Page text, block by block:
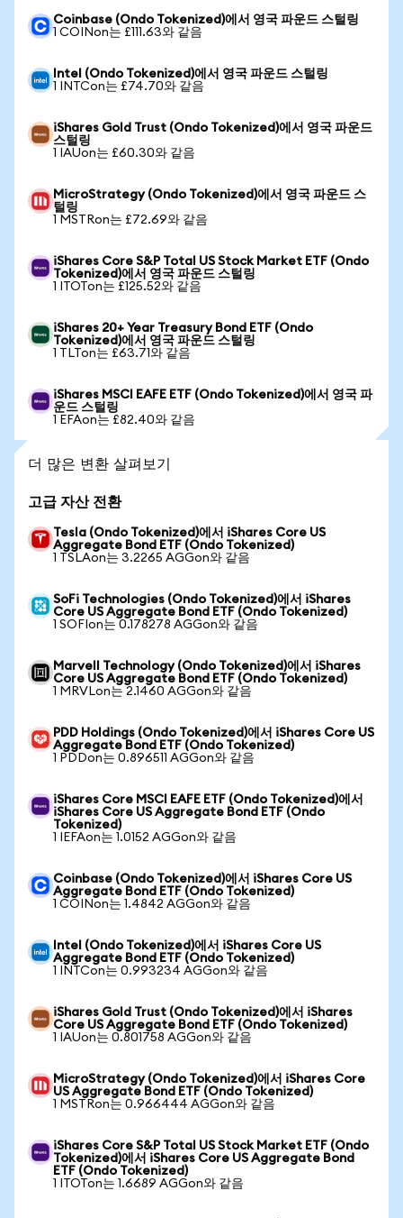
Coinbase (Ondo Tokenized)에서 영국 파운드 스털링
1 COINon는 £111.63와 같음
Intel (Ondo Tokenized)에서 영국 파운드 스털링
1 INTCon는 £74.70와 같음
iShares Gold Trust (Ondo Tokenized)에서 영국 파운드
스털링
1 IAUon는 £60.30와 같음
MicroStrategy (Ondo Tokenized)에서 영국 파운드 스
털링
1 MSTRon는 £72.69와 같음
iShares Core S&P Total US Stock Market ETF (Ondo
Tokenized)에서 영국 파운드 스털링
1 ITOTon는 £125.52와 같음
iShares 20+ Year Treasury Bond ETF (Ondo
Tokenized)에서 영국 파운드 스털링
1 TLTon는 £63.71와 같음
iShares MSCI EAFE ETF (Ondo Tokenized)에서 영국 파
운드 스털링
1 EFAon는 £82.40와 같음
더 많은 변환 살펴보기
고급 자산 전환
Tesla (Ondo Tokenized)에서 iShares Core US
Aggregate Bond ETF (Ondo Tokenized)
1 TSLAon는 3.2265 AGGon와 같음
SoFi Technologies (Ondo Tokenized)에서 iShares
Core US Aggregate Bond ETF (Ondo Tokenized)
1 SOFIon는 0.178278 AGGon와 같음
Marvell Technology (Ondo Tokenized)에서 iShares
Core US Aggregate Bond ETF (Ondo Tokenized)
1 MRVLon는 2.1460 AGGon와 같음
PDD Holdings (Ondo Tokenized)에서 iShares Core US
Aggregate Bond ETF (Ondo Tokenized)
1 PDDon는 0.896511 AGGon와 같음
iShares Core MSCI EAFE ETF (Ondo Tokenized)에서
iShares Core US Aggregate Bond ETF (Ondo
Tokenized)
1 IEFAon는 1.0152 AGGon와 같음
Coinbase (Ondo Tokenized)에서 iShares Core US
Aggregate Bond ETF (Ondo Tokenized)
1 COINon는 1.4842 AGGon와 같음
Intel (Ondo Tokenized)에서 iShares Core US
Aggregate Bond ETF (Ondo Tokenized)
1 INTCon는 0.993234 AGGon와 같음
iShares Gold Trust (Ondo Tokenized)에서 iShares
Core US Aggregate Bond ETF (Ondo Tokenized)
1 IAUon는 0.801758 AGGon와 같음
MicroStrategy (Ondo Tokenized)에서 iShares Core
US Aggregate Bond ETF (Ondo Tokenized)
1 MSTRon는 0.966444 AGGon와 같음
iShares Core S&P Total US Stock Market ETF (Ondo
Tokenized)에서 iShares Core US Aggregate Bond
ETF (Ondo Tokenized)
1 ITOTon는 1.6689 AGGon와 같음